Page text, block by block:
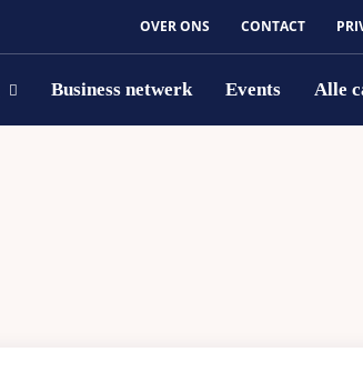
OVER ONS CONTACT
Business netwerk Events Alle